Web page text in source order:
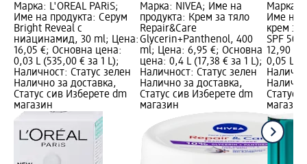
Марка: L'ORÉAL PARiS;
Име на продукта: Серум
Bright Reveal с
ниацинамид, 30 ml; Цена:
16,05 €; Основна цена:
0,03 L (535,00 € за 1 L);
Наличност: Статус зелен
Налично за доставка,
Статус сив Изберете dm
магазин
Марка: NIVEA; Име на
продукта: Крем за тяло
Repair&Care
Glycerin+Panthenol, 400
ml; Цена: 6,95 €; Основна
цена: 0,4 L (17,38 € за 1 L);
Наличност: Статус зелен
Налично за доставка,
Статус сив Изберете dm
магазин
Марка:
Име на
крем за
SPF 50,
12,90 €;
0,05 L
Статус
магазин